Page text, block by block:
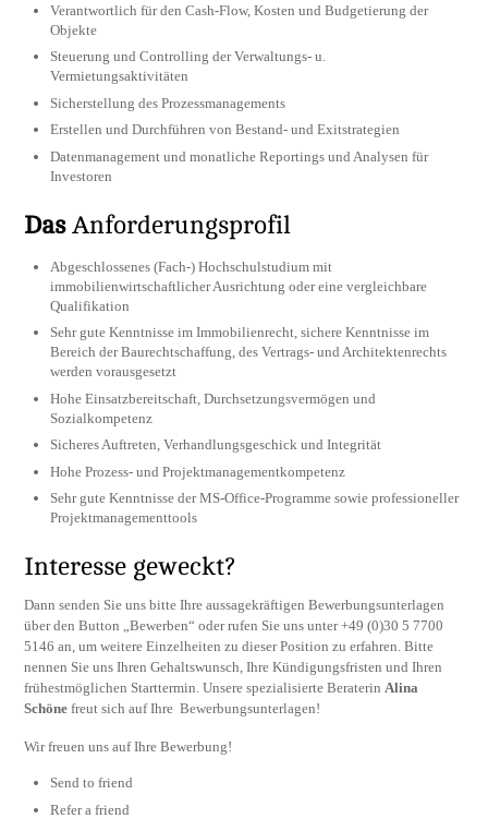
Verantwortlich für den Cash-Flow, Kosten und Budgetierung der
Objekte
Steuerung und Controlling der Verwaltungs- u.
Vermietungsaktivitäten
Sicherstellung des Prozessmanagements
Erstellen und Durchführen von Bestand- und Exitstrategien
Datenmanagement und monatliche Reportings und Analysen für
Investoren
DasAnforderungsprofil
Abgeschlossenes (Fach-) Hochschulstudium mit
immobilienwirtschaftlicher Ausrichtung oder eine vergleichbare
Qualifikation
Sehr gute Kenntnisse im Immobilienrecht, sichere Kenntnisse im
Bereich der Baurechtschaffung, des Vertrags- und Architektenrechts
werden vorausgesetzt
Hohe Einsatzbereitschaft, Durchsetzungsvermögen und
Sozialkompetenz
Sicheres Auftreten, Verhandlungsgeschick und Integrität
Hohe Prozess- und Projektmanagementkompetenz
Sehr gute Kenntnisse der MS-Office-Programme sowie professioneller
Projektmanagementtools
Interesse geweckt?
Dann senden Sie uns bitte Ihre aussagekräftigen Bewerbungsunterlagen
über den Button „Bewerben“ oder rufen Sie uns unter +49 (0)30 5 7700
5146 an, um weitere Einzelheiten zu dieser Position zu erfahren. Bitte
nennen Sie uns Ihren Gehaltswunsch, Ihre Kündigungsfristen und Ihren
frühestmöglichen Starttermin. Unsere spezialisierte BeraterinAlina
Schöne freut sich auf Ihre Bewerbungsunterlagen!
Wir freuen uns auf Ihre Bewerbung!
Send to friend
Refer a friend